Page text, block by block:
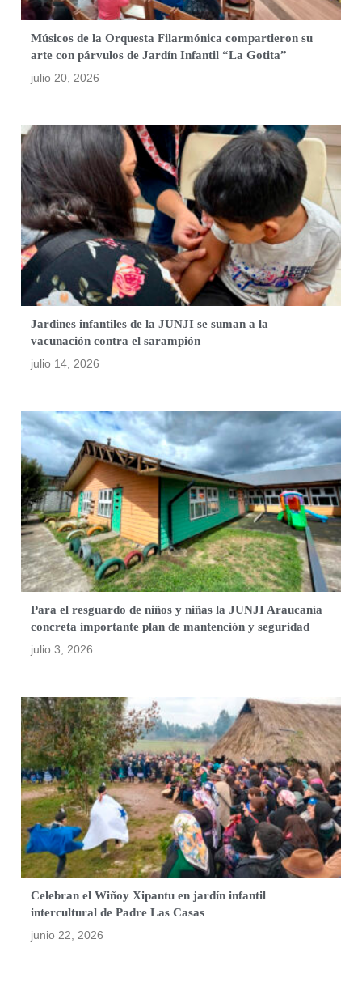
Músicos de la Orquesta Filarmónica compartieron su
arte con párvulos de Jardín Infantil “La Gotita”
julio 20, 2026
Jardines infantiles de la JUNJI se suman a la
vacunación contra el sarampión
julio 14, 2026
Para el resguardo de niños y niñas la JUNJI Araucanía
concreta importante plan de mantención y seguridad
julio 3, 2026
Celebran el Wiñoy Xipantu en jardín infantil
intercultural de Padre Las Casas
junio 22, 2026